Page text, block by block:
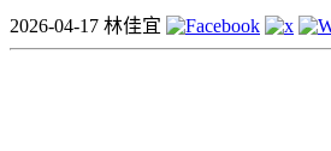
2026-04-17 林佳宜